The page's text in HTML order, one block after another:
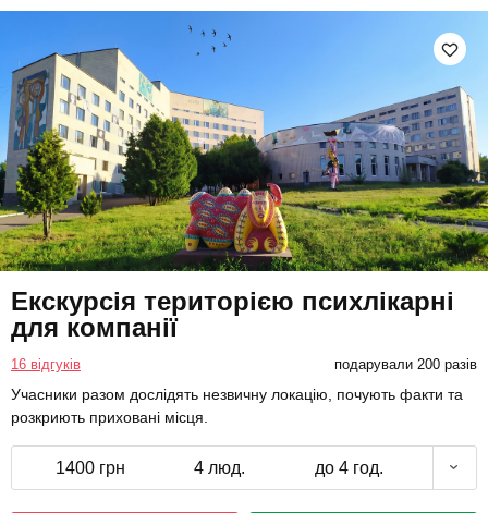
Екскурсія територією психлікарні
для компанії
16 відгуків подарували 200 разів
Учасники разом дослідять незвичну локацію, почують факти та
розкриють приховані місця.
1400 грн 4 люд. до 4 год.